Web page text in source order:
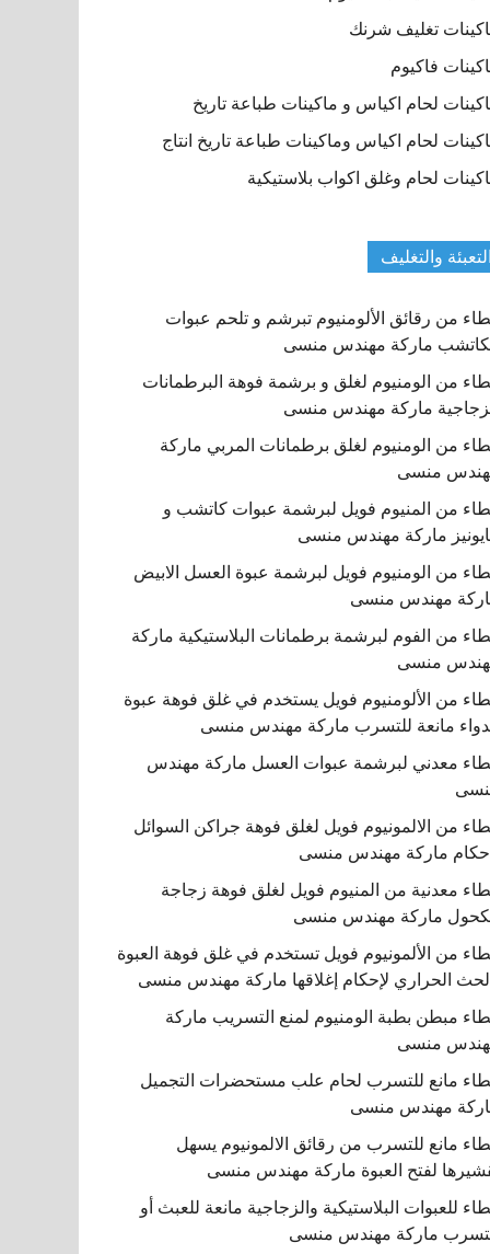
تغليف شرنك
فاكيوم
لحام اكياس و ماكينات طباعة تاريخ
لحام اكياس وماكينات طباعة تاريخ انتاج
لحام وغلق اكواب بلاستيكية
التعبئة والتغليف
من رقائق الألومنيوم تبرشم و تلحم عبوات
ماركة مهندس منسى
من الومنيوم لغلق و برشمة فوهة البرطمانات
ماركة مهندس منسى
من الومنيوم لغلق برطمانات المربي ماركة
منسى
من المنيوم فويل لبرشمة عبوات كاتشب و
ماركة مهندس منسى
من الومنيوم فويل لبرشمة عبوة العسل الابيض
مهندس منسى
من الفوم لبرشمة برطمانات البلاستيكية ماركة
منسى
من الألومنيوم فويل يستخدم في غلق فوهة عبوة
مانعة للتسرب ماركة مهندس منسى
معدني لبرشمة عبوات العسل ماركة مهندس
من الالمونيوم فويل لغلق فوهة جراكن السوائل
ماركة مهندس منسى
معدنية من المنيوم فويل لغلق فوهة زجاجة
ماركة مهندس منسى
من الألمونيوم فويل تستخدم في غلق فوهة العبوة
الحراري لإحكام إغلاقها ماركة مهندس منسى
مبطن بطبة الومنيوم لمنع التسريب ماركة
منسى
مانع للتسرب لحام علب مستحضرات التجميل
مهندس منسى
مانع للتسرب من رقائق الالمونيوم يسهل
لفتح العبوة ماركة مهندس منسى
للعبوات البلاستيكية والزجاجية مانعة للعبث أو
ماركة مهندس منسى